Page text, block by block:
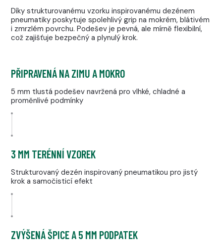
Díky strukturovanému vzorku inspirovanému dezénem
pneumatiky poskytuje spolehlivý grip na mokrém, blátivém
i zmrzlém povrchu. Podešev je pevná, ale mírně flexibilní,
což zajišťuje bezpečný a plynulý krok.
PŘIPRAVENÁ NA ZIMU A MOKRO
5 mm tlustá podešev navržená pro vlhké, chladné a
proměnlivé podmínky
3 MM TERÉNNÍ VZOREK
Strukturovaný dezén inspirovaný pneumatikou pro jistý
krok a samočisticí efekt
ZVÝŠENÁ ŠPICE A 5 MM PODPATEK